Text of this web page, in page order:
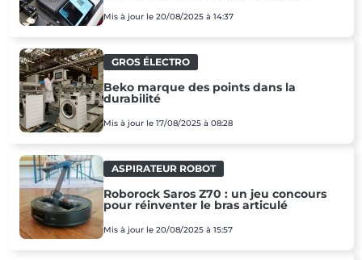
Mis à jour le 20/08/2025 à 14:37
GROS ÉLECTRO
Beko marque des points dans la
durabilité
Mis à jour le 17/08/2025 à 08:28
ASPIRATEUR ROBOT
Roborock Saros Z70 : un jeu concours
pour réinventer le bras articulé
Mis à jour le 20/08/2025 à 15:57